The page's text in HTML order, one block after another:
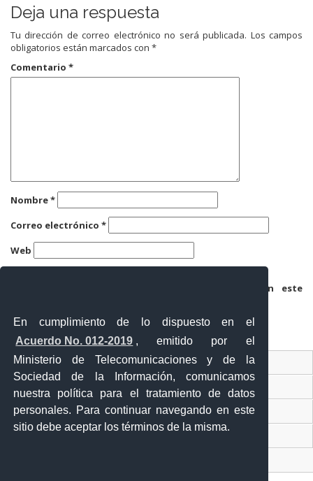
En cumplimiento de lo dispuesto en el
Acuerdo No. 012-2019 , emitido por el
Ministerio de Telecomunicaciones y de la
Sociedad de la Información, comunicamos
nuestra política para el tratamiento de datos
personales. Para continuar navegando en este
sitio debe aceptar los términos de la misma.
Deja una respuesta
Tu dirección de correo electrónico no será publicada. Los campos
obligatorios están marcados con *
Comentario *
Nombre*
Correo electrónico *
Web
Guarda mi nombre, correo electrónico y web en este
Ventanilla Única Virtual
Ventanilla Única de Comercio Exterior
Gobierno Abierto